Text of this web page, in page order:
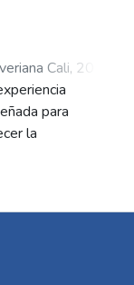
Cali, 2025
Sofia;Sevilla
para
la
Pacífico
tradicionales
Álvarez,